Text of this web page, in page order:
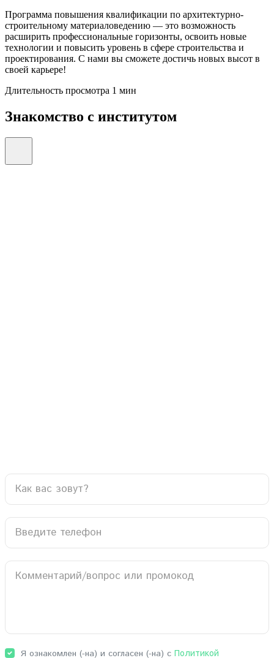
Программа повышения квалификации по архитектурно-
строительному материаловедению — это возможность
расширить профессиональные горизонты, освоить новые
технологии и повысить уровень в сфере строительства и
проектирования. С нами вы сможете достичь новых высот в
своей карьере!
Длительность просмотра 1 мин
Знакомство с институтом